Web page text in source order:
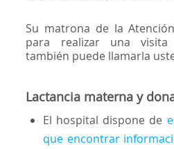
Su matrona de la
para realizar una visita
también puede llamarla
Lactancia materna y
El hospital dispone de
que encontrar